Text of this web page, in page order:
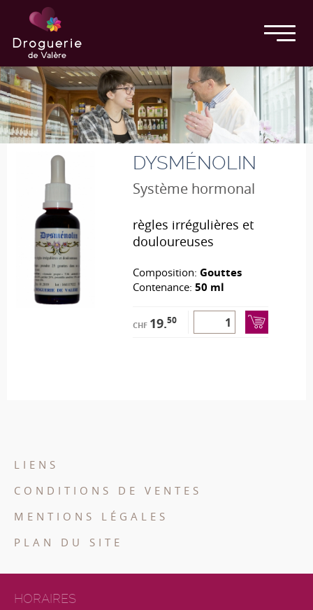
DYSMÉNOLIN
Système hormonal
règles irrégulières et
douloureuses
Composition: Gouttes
Contenance: 50 ml
CHF 19.50
LIENS
CONDITIONS DE VENTES
MENTIONS LÉGALES
PLAN DU SITE
HORAIRES